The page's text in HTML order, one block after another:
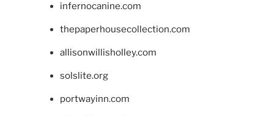
infernocanine.com
thepaperhousecollection.com
allisonwillisholley.com
solslite.org
portwayinn.com